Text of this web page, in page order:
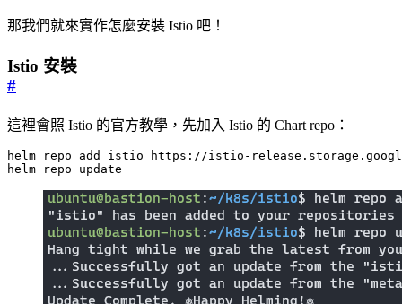
那我們就來實作怎麼安裝 Istio 吧！
Istio 安裝
#
這裡會照 Istio 的官方教學，先加入 Istio 的 Chart repo：
helm repo update